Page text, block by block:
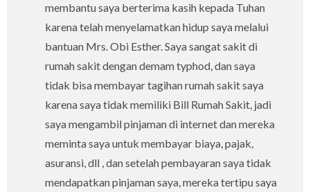
membantu saya berterima kasih kepada Tuhan
karena telah menyelamatkan hidup saya melalui
bantuan Mrs. Obi Esther. Saya sangat sakit di
rumah sakit dengan demam typhod, dan saya
tidak bisa membayar tagihan rumah sakit saya
karena saya tidak memiliki Bill Rumah Sakit, jadi
saya mengambil pinjaman di internet dan mereka
meminta saya untuk membayar biaya, pajak,
asuransi, dll , dan setelah pembayaran saya tidak
mendapatkan pinjaman saya, mereka tertipu saya